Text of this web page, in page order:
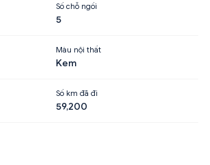
Số chỗ ngồi
5
Màu nội thất
Kem
Số km đã đi
59,200